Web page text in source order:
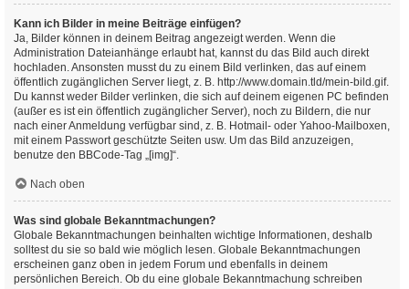
Kann ich Bilder in meine Beiträge einfügen?
Ja, Bilder können in deinem Beitrag angezeigt werden. Wenn die
Administration Dateianhänge erlaubt hat, kannst du das Bild auch direkt
hochladen. Ansonsten musst du zu einem Bild verlinken, das auf einem
öffentlich zugänglichen Server liegt, z. B. http://www.domain.tld/mein-bild.gif.
Du kannst weder Bilder verlinken, die sich auf deinem eigenen PC befinden
(außer es ist ein öffentlich zugänglicher Server), noch zu Bildern, die nur
nach einer Anmeldung verfügbar sind, z. B. Hotmail- oder Yahoo-Mailboxen,
mit einem Passwort geschützte Seiten usw. Um das Bild anzuzeigen,
benutze den BBCode-Tag „[img]“.
Nach oben
Was sind globale Bekanntmachungen?
Globale Bekanntmachungen beinhalten wichtige Informationen, deshalb
solltest du sie so bald wie möglich lesen. Globale Bekanntmachungen
erscheinen ganz oben in jedem Forum und ebenfalls in deinem
persönlichen Bereich. Ob du eine globale Bekanntmachung schreiben